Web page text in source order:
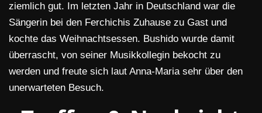
ziemlich gut. Im letzten Jahr in Deutschland war die
Sängerin bei den Ferchichis Zuhause zu Gast und
kochte das Weihnachtsessen. Bushido wurde damit
überrascht, von seiner Musikkollegin bekocht zu
werden und freute sich laut Anna-Maria sehr über den
unerwarteten Besuch.